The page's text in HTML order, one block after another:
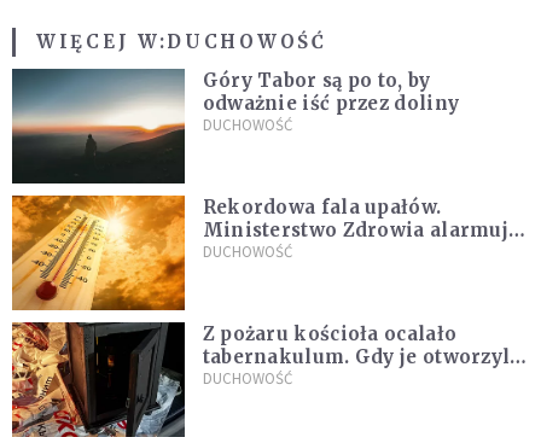
WIĘCEJ W:DUCHOWOŚĆ
Góry Tabor są po to, by
odważnie iść przez doliny
DUCHOWOŚĆ
Rekordowa fala upałów.
Ministerstwo Zdrowia alarmuje
po doświadczeniach z czerwca
DUCHOWOŚĆ
Z pożaru kościoła ocalało
tabernakulum. Gdy je otworzyli,
"zapach świeżego chleba
DUCHOWOŚĆ